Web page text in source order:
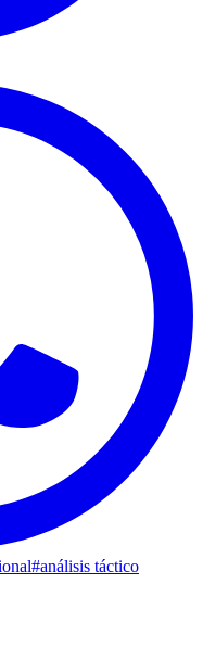
#análisis táctico